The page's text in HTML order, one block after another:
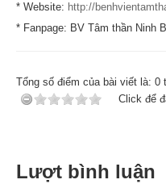
* Website: http://
* Fanpage: BV Tâm thần Ninh
Tổng số điểm của bài viết là: 0
Click để
Lượt bình luận